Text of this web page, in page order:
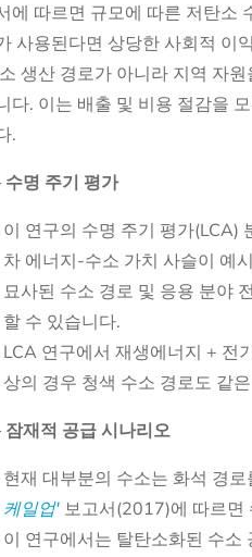
에 따르면 규모에 따른 저탄소
사용된다면 상당한 사회적 이
생산 경로가 아니라 지역 자
다. 이는 배출 및 비용 절감을
.
수명 주기 평가
이 연구의 수명 주기 평가(LCA)
차 에너지-수소 가치 사슬이 예
묘사된 수소 경로 및 응용 분야
할 수 있습니다.
LCA 연구에서 재생에너지 + 전
상의 경우 청색 수소 경로도 같
잠재적 공급 시나리오
현재 대부분의 수소는 화석 경
케일업'보고서(2017)에 따르면
이 연구에서는 탈탄소화된 수소